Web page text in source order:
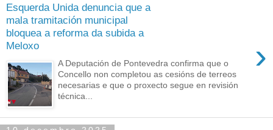
Esquerda Unida denuncia que a
mala tramitación municipal
bloquea a reforma da subida a
Meloxo
›
A Deputación de Pontevedra confirma que o
Concello non completou as cesións de terreos
necesarias e que o proxecto segue en revisión
técnica...